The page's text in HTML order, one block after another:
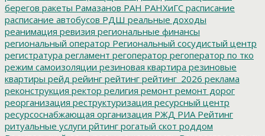
берегов ракеты Рамазанов РАН РАНХиГС расписание
расписание автобусов РДШ реальные доходы
реанимация ревизия региональные финансы
региональный оператор Региональный сосудистый центр
регистратура регламент регоператор регоператор по тко
режим самоизоляции резиновая квартира резиновые
квартиры рейд рейинг рейтинг рейтинг_2026 реклама
реконструкция ректор религия ремонт ремонт дорог
реорганизация реструктуризация ресурсный центр
ресурсоснабжающая организация РЖД РИА Рейтинг
ритуальные услуги рйтинг рогатый скот роддом